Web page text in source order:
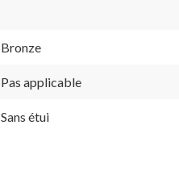
Bronze
Pas applicable
Sans étui